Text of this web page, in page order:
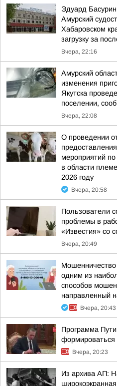
Эдуард
Амурский
Хабаровском
загрузку за
Вчера, 22:16
Амурский
изменения
Якутска
поселении,
Вчера, 22:08
О проведении
мероприятий
в области
2026 году
Вчера, 20:58
Пользователи
проблемы в
«Известия» со
Вчера, 20:49
Мошенничество
одним из
способов
направленный
Вчера, 20:43
Программа
формироваться
Вчера, 20:23
Из архива АП: